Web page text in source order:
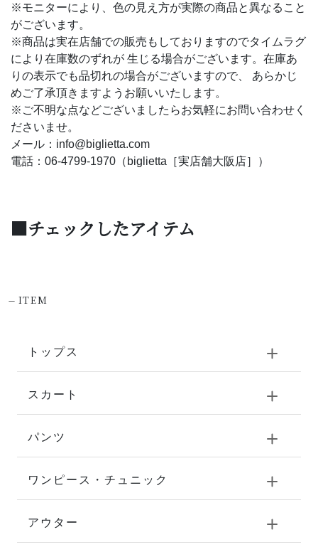
※モニターにより、色の見え方が実際の商品と異なること
がございます。
※商品は実在店舗での販売もしておりますのでタイムラグ
により在庫数のずれが 生じる場合がございます。在庫あ
りの表示でも品切れの場合がございますので、 あらかじ
めご了承頂きますようお願いいたします。
※ご不明な点などございましたらお気軽にお問い合わせく
ださいませ。
メール：info@biglietta.com
電話：06-4799-1970（biglietta［実店舗大阪店］）
■チェックしたアイテム
-ITEM
トップス
スカート
パンツ
ワンピース・チュニック
アウター